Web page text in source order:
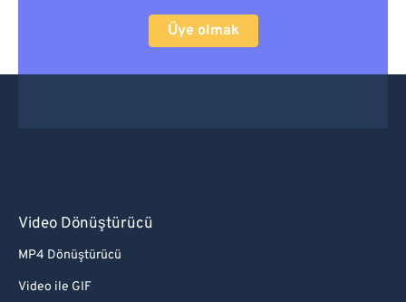
Üye olmak
Video Dönüştürücü
MP4 Dönüştürücü
Video ile GIF